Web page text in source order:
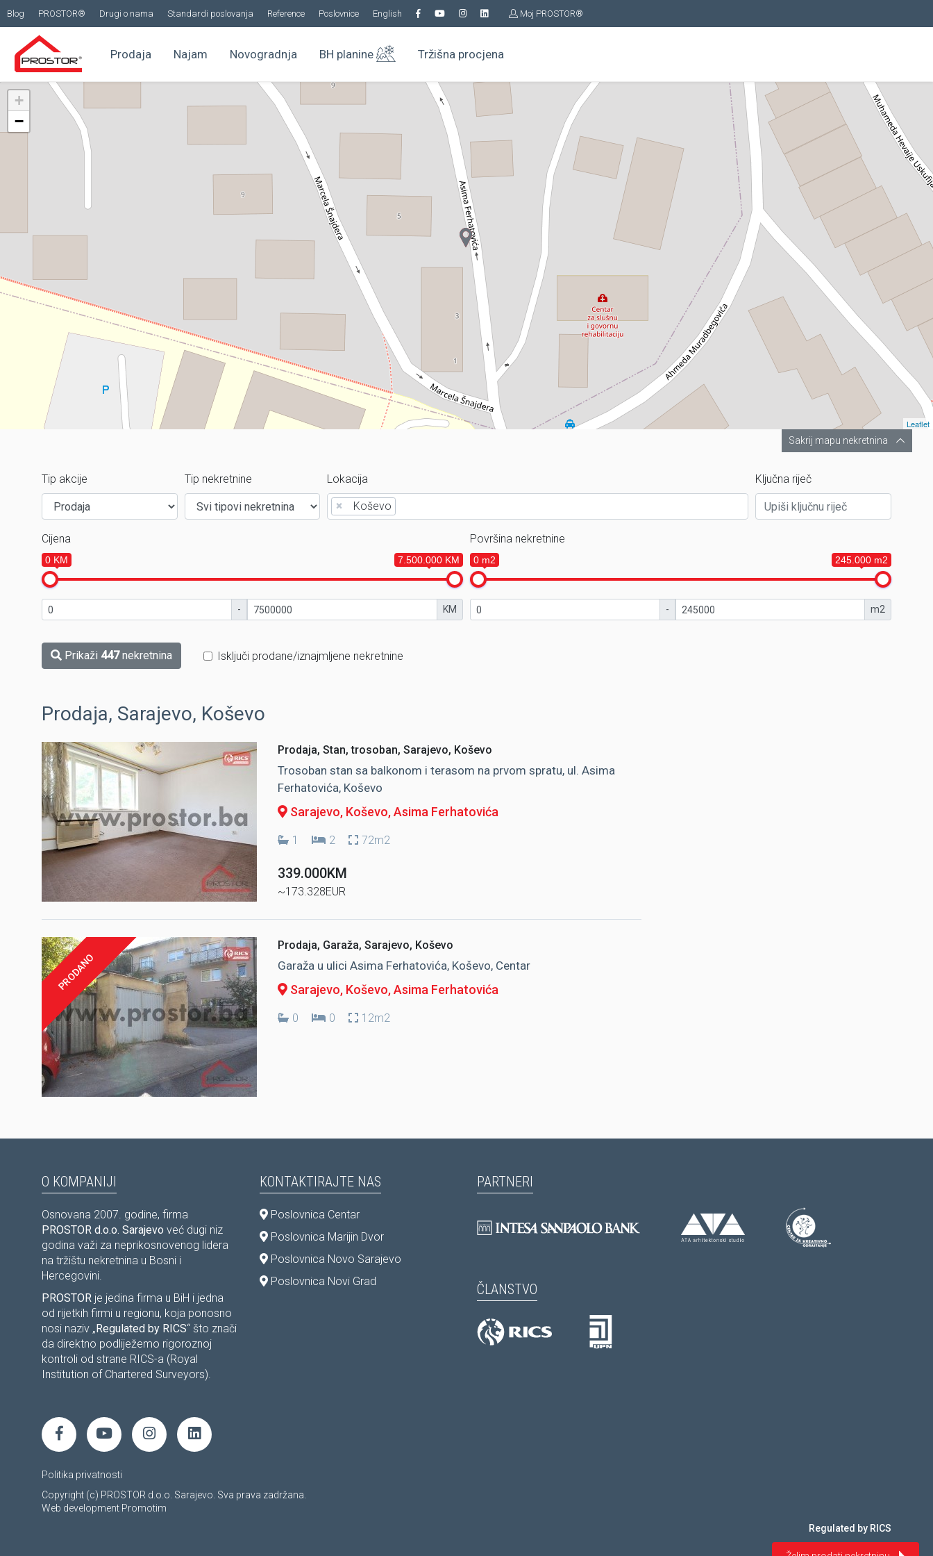
Blog PROSTOR® Drugi o nama Standardi poslovanja Reference Poslovnice English Moj PROSTOR®
Prodaja Najam Novogradnja BH planine Tržišna procjena
+
−
Leaflet
Sakrij mapu nekretnina
Tip akcije Tip nekretnine Lokacija
× Koševo
Ključna riječ
Cijena
0 KM 7.500.000 KM
- KM
Površina nekretnine
0 m2 245.000 m2
- m2
Prikaži 447nekretnina Isključi prodane/iznajmljene nekretnine
Prodaja, Sarajevo, Koševo
Prodaja, Stan, trosoban, Sarajevo, Koševo
Trosoban stan sa balkonom i terasom na prvom spratu, ul. Asima
Ferhatovića, Koševo
Sarajevo, Koševo, Asima Ferhatovića
1 2 72m2
339.000KM
~173.328EUR
PRODANO
Prodaja, Garaža, Sarajevo, Koševo
Garaža u ulici Asima Ferhatovića, Koševo, Centar
Sarajevo, Koševo, Asima Ferhatovića
0 0 12m2
O KOMPANIJI
Osnovana 2007. godine, firma
PROSTOR d.o.o. Sarajevo već dugi niz
godina važi za neprikosnovenog lidera
na tržištu nekretnina u Bosni i
Hercegovini.
PROSTOR je jedina firma u BiH i jedna
od rijetkih firmi u regionu, koja ponosno
nosi naziv „Regulated by RICS“ što znači
da direktno podliježemo rigoroznoj
kontroli od strane RICS-a (Royal
Institution of Chartered Surveyors).
KONTAKTIRAJTE NAS
Poslovnica Centar
Poslovnica Marijin Dvor
Poslovnica Novo Sarajevo
Poslovnica Novi Grad
PARTNERI
ČLANSTVO
Politika privatnosti
Copyright (c) PROSTOR d.o.o. Sarajevo. Sva prava zadržana.
Web development Promotim
Regulated by RICS